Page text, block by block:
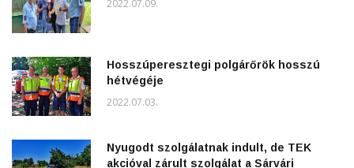
2022.07.09.
Hosszúperesztegi polgárőrök hosszú
hétvégéje
2022.07.03.
Nyugodt szolgálatnak indult, de TEK
akcióval zárult szolgálat a Sárvári